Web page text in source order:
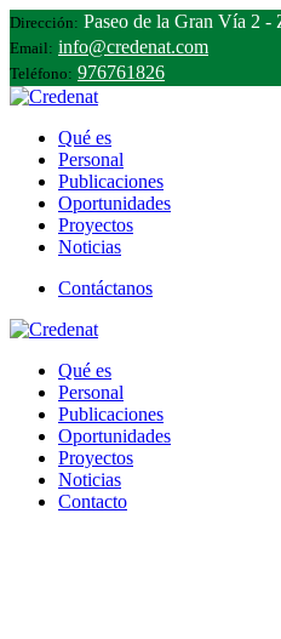
Dirección: Paseo de la Gran Vía 2 -
Email: info@credenat.com
Teléfono: 976761826
Qué es
Personal
Publicaciones
Oportunidades
Proyectos
Noticias
Contáctanos
Qué es
Personal
Publicaciones
Oportunidades
Proyectos
Noticias
Contacto